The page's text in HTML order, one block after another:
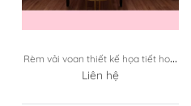
Rèm vải voan thiết kế họa tiết hoa
mẫu đơn ...
Liên hệ